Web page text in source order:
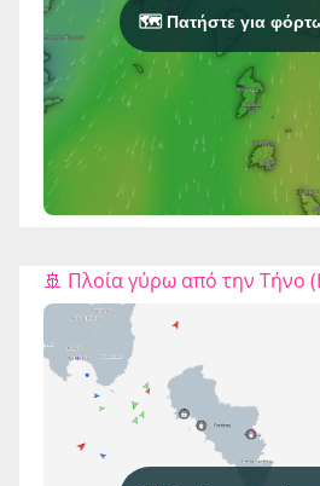
🗺️ Πατήστε για
🚢 Πλοία γύρω από την Τήνο